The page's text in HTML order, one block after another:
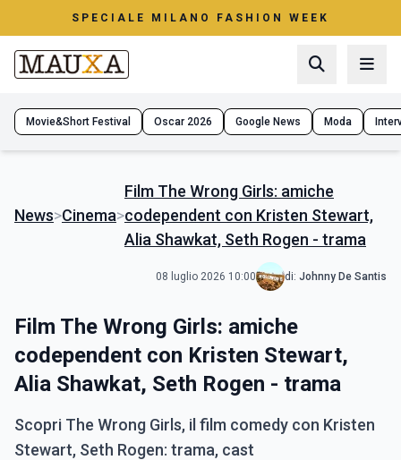
SPECIALE MILANO FASHION WEEK
Movie&Short Festival Oscar 2026 Google News Moda
News>Cinema>
Film The Wrong Girls: amiche
codependent con Kristen Stewart,
Alia Shawkat, Seth Rogen - trama
08 luglio 2026 10:00 di: Johnny De Santis
Film The Wrong Girls: amiche
codependent con Kristen Stewart,
Alia Shawkat, Seth Rogen - trama
Scopri The Wrong Girls, il film comedy con Kristen
Stewart, Seth Rogen: trama, cast